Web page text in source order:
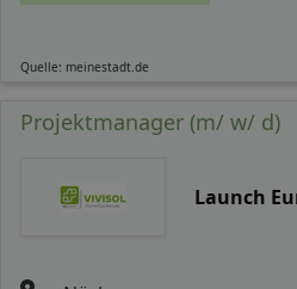
Quelle: meinestadt.de
Projektmanager (m/ w/ d)
Launch